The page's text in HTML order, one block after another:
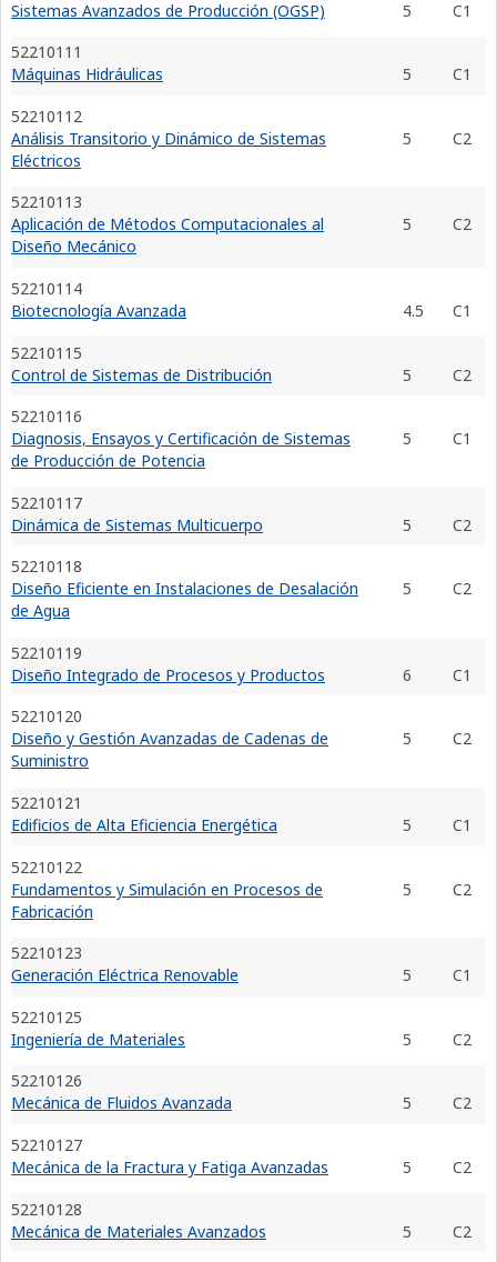
Sistemas Avanzados de Producción (OGSP)
5
C1
52210111
Máquinas Hidráulicas
5
C1
52210112
Análisis Transitorio y Dinámico de Sistemas
Eléctricos
5 C2
52210113
Aplicación de Métodos Computacionales al
Diseño Mecánico
5 C2
52210114
Biotecnología Avanzada
4.5
C1
52210115
Control de Sistemas de Distribución
5
C2
52210116
Diagnosis, Ensayos y Certificación de Sistemas
de Producción de Potencia
5 C1
52210117
Dinámica de Sistemas Multicuerpo
5
C2
52210118
Diseño Eficiente en Instalaciones de Desalación
de Agua
5 C2
52210119
Diseño Integrado de Procesos y Productos
6
C1
52210120
Diseño y Gestión Avanzadas de Cadenas de
Suministro
5 C2
52210121
Edificios de Alta Eficiencia Energética
5
C1
52210122
Fundamentos y Simulación en Procesos de
Fabricación
5 C2
52210123
Generación Eléctrica Renovable
5
C1
52210125
Ingeniería de Materiales
5
C2
52210126
Mecánica de Fluidos Avanzada
5
C2
52210127
Mecánica de la Fractura y Fatiga Avanzadas
5
C2
52210128
Mecánica de Materiales Avanzados
5 C2